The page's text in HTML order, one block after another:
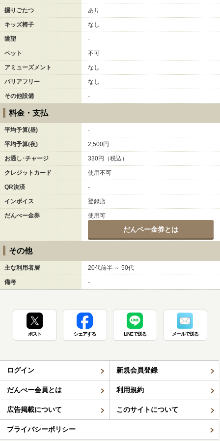
掘りごたつ あり
キッズ椅子 なし
眺望 -
ペット 不可
アミューズメント なし
バリアフリー なし
その他設備 -
料金・支払
平均予算(昼) -
平均予算(夜) 2,500円
お通し･チャージ 330円（税込）
クレジットカード 使用不可
QR決済 -
インボイス 登録店
だんべー金券 使用可
だんベー金券とは
その他
主な利用者層 20代前半 ～ 50代
備考 -
ポスト シェアする LINEで送る メールで送る
ログイン 新規会員登録
だんべー会員とは 利用規約
広告掲載について このサイトについて
プライバシーポリシー